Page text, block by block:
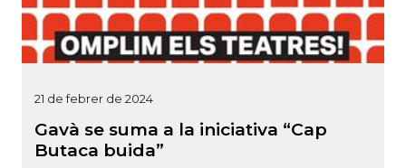
21 de febrer de 2024
Gavà se suma a la iniciativa “Cap
Butaca buida”